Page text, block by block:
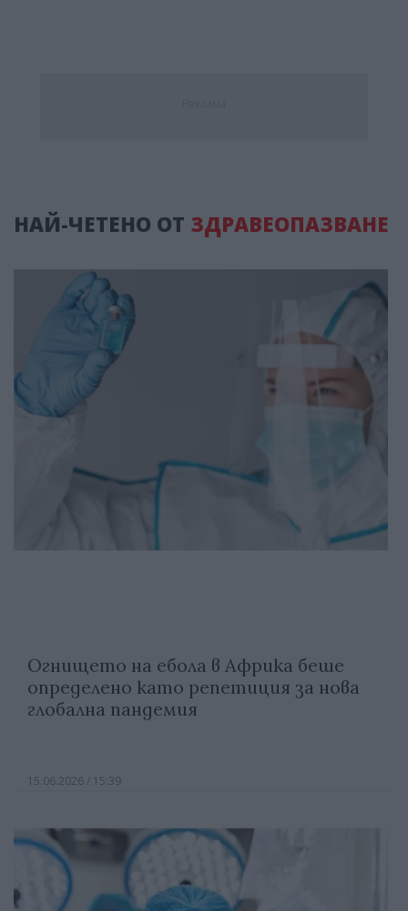
НАЙ-ЧЕТЕНО ОТ ЗДРАВЕОПАЗВАНЕ
Огнището на ебола в Африка беше
определено като репетиция за нова
глобална пандемия
15.06.2026 / 15:39